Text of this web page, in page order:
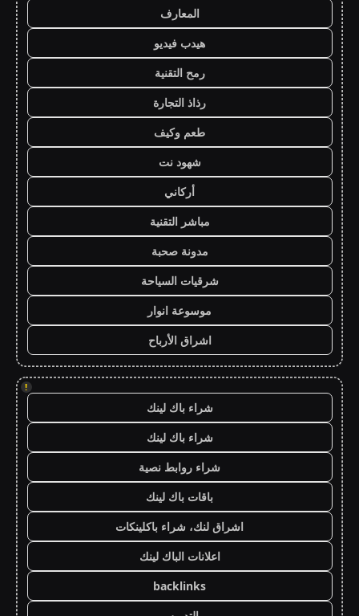
المعارف
هيدب فيديو
رمح التقنية
رذاذ التجارة
طعم وكيف
شهود نت
أركاني
مباشر التقنية
مدونة صحبة
شرقيات السياحة
موسوعة انوار
اشراق الأرباح
!
شراء باك لينك
شراء باك لينك
شراء روابط نصية
باقات باك لينك
اشراق لنك، شراء باكلينكات
اعلانات الباك لينك
backlinks